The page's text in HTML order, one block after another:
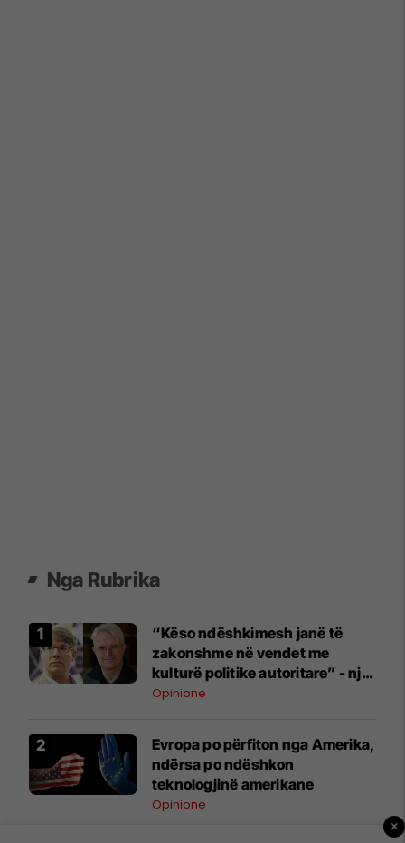
Nga Rubrika
“Këso ndëshkimesh janë të
zakonshme në vendet me
kulturë politike autoritare” - një
apel nga historianët Schmitt
kosovar
Opinione
Evropa po përfiton nga Amerika,
ndërsa po ndëshkon
teknologjinë amerikane
Opinione
×